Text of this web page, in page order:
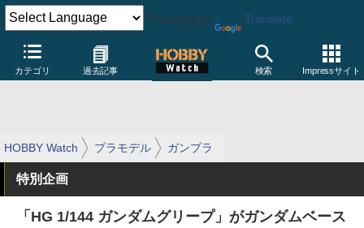
Powered by Translate
カテゴリ 過去記事 検索 Impressサイト
HOBBY Watch プラモデル ガンプラ
特別企画
「HG 1/144 ガンダムグリープ」がガンダムベース